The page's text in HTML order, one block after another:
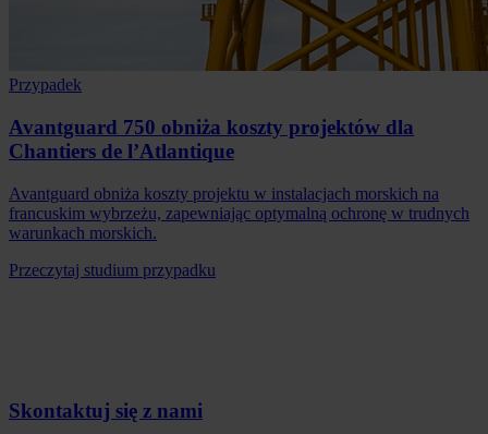
Przypadek
Avantguard 750 obniża koszty projektów dla
Chantiers de l’Atlantique
Avantguard obniża koszty projektu w instalacjach morskich na
francuskim wybrzeżu, zapewniając optymalną ochronę w trudnych
warunkach morskich.
Przeczytaj studium przypadku
Skontaktuj się z nami